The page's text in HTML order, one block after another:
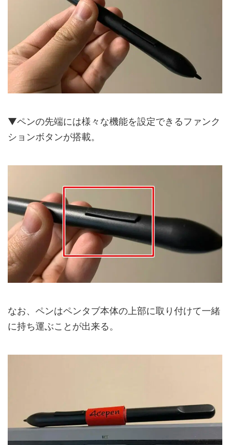
▼ペンの先端には様々な機能を設定できるファンク
ションボタンが搭載。
なお、ペンはペンタブ本体の上部に取り付けて一緒
に持ち運ぶことが出来る。